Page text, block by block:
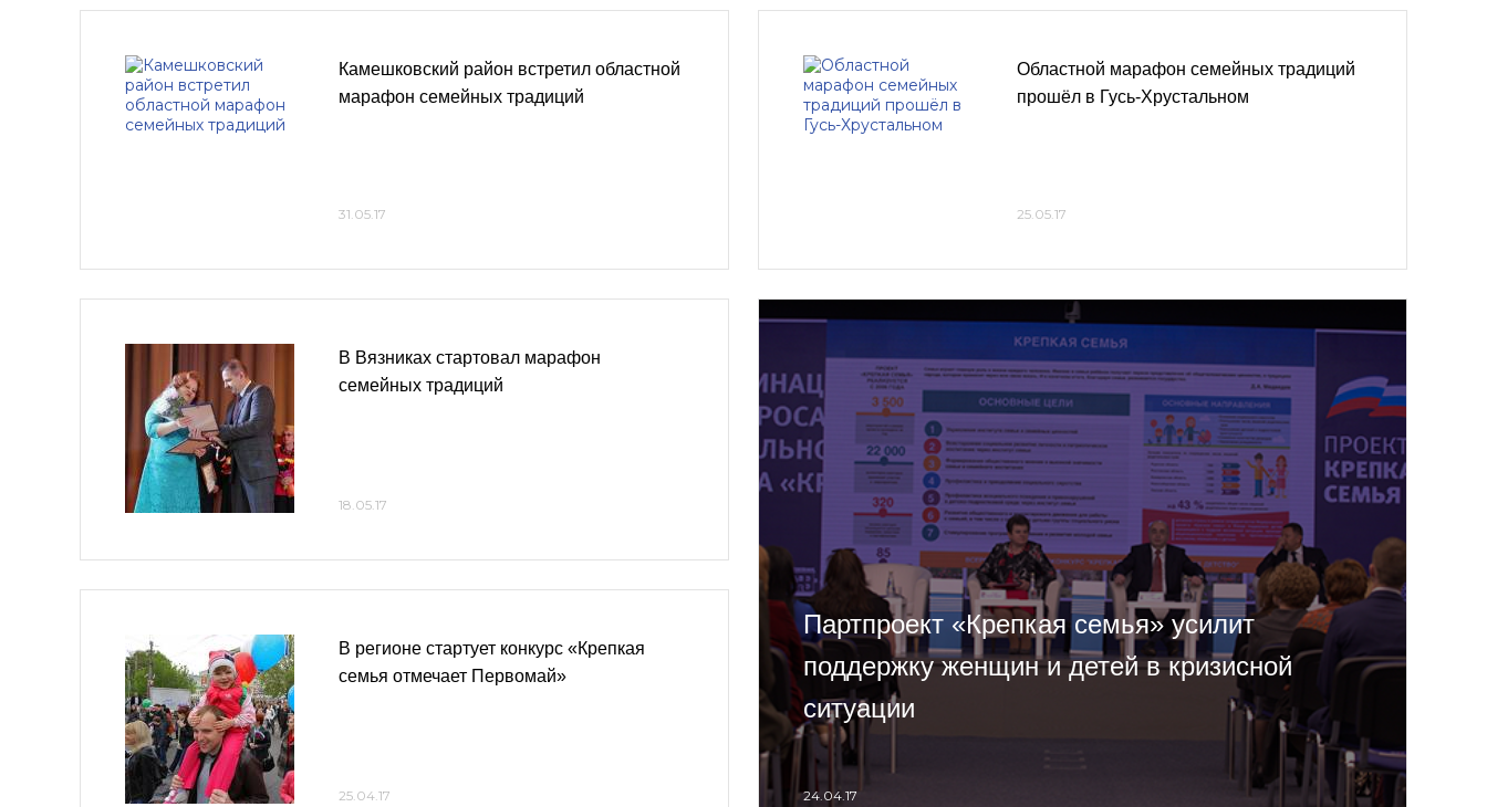
Камешковский район встретил областной
марафон семейных традиций
31.05.17
Областной марафон семейных традиций
прошёл в Гусь-Хрустальном
25.05.17
В Вязниках стартовал марафон
семейных традиций
18.05.17
В регионе стартует конкурс «Крепкая
семья отмечает Первомай»
25.04.17
Партпроект «Крепкая семья» усилит
поддержку женщин и детей в кризисной
ситуации
24.04.17